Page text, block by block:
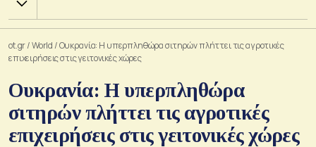
Χ.Α.
ot.gr/World /Ουκρανία: Η υπερπληθώρα σιτηρών πλήττει τις αγροτικές
επιχειρήσεις στις γειτονικές χώρες
Ουκρανία: Η υπερπληθώρα
σιτηρών πλήττει τις αγροτικές
επιχειρήσεις στις γειτονικές χώρες